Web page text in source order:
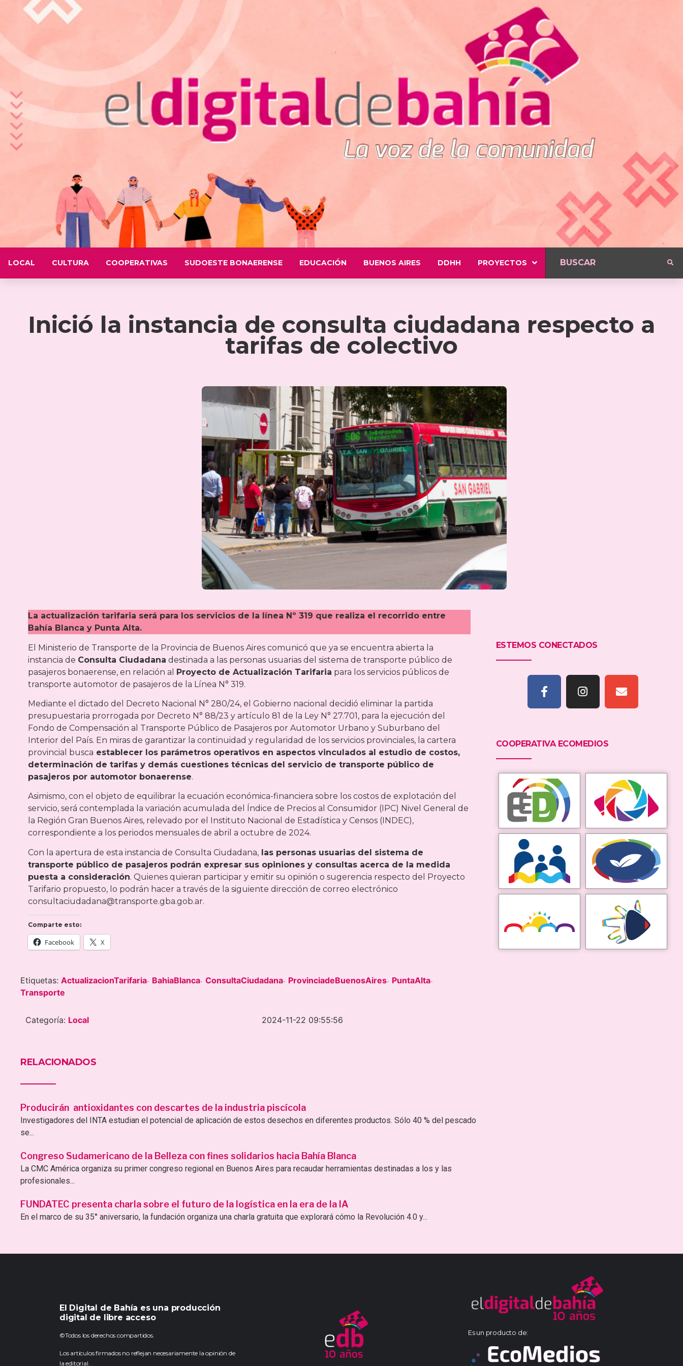
LOCAL CULTURA COOPERATIVAS SUDOESTE BONAERENSE EDUCACIÓN BUENOS AIRES DDHH PROYECTOS
Inició la instancia de consulta ciudadana respecto a
tarifas de colectivo
La actualización tarifaria será para los servicios de la línea Nº 319 que realiza el recorrido entre
Bahía Blanca y Punta Alta.
El Ministerio de Transporte de la Provincia de Buenos Aires comunicó que ya se encuentra abierta la
instancia de Consulta Ciudadana destinada a las personas usuarias del sistema de transporte público de
pasajeros bonaerense, en relación al Proyecto de Actualización Tarifaria para los servicios públicos de
transporte automotor de pasajeros de la Línea N° 319.
Mediante el dictado del Decreto Nacional N° 280/24, el Gobierno nacional decidió eliminar la partida
presupuestaria prorrogada por Decreto N° 88/23 y artículo 81 de la Ley N° 27.701, para la ejecución del
Fondo de Compensación al Transporte Público de Pasajeros por Automotor Urbano y Suburbano del
Interior del País. En miras de garantizar la continuidad y regularidad de los servicios provinciales, la cartera
provincial busca establecer los parámetros operativos en aspectos vinculados al estudio de costos,
determinación de tarifas y demás cuestiones técnicas del servicio de transporte público de
pasajeros por automotor bonaerense.
Asimismo, con el objeto de equilibrar la ecuación económica-financiera sobre los costos de explotación del
servicio, será contemplada la variación acumulada del Índice de Precios al Consumidor (IPC) Nivel General de
la Región Gran Buenos Aires, relevado por el Instituto Nacional de Estadística y Censos (INDEC),
correspondiente a los periodos mensuales de abril a octubre de 2024.
Con la apertura de esta instancia de Consulta Ciudadana, las personas usuarias del sistema de
transporte público de pasajeros podrán expresar sus opiniones y consultas acerca de la medida
puesta a consideración. Quienes quieran participar y emitir su opinión o sugerencia respecto del Proyecto
Tarifario propuesto, lo podrán hacer a través de la siguiente dirección de correo electrónico
consultaciudadana@transporte.gba.gob.ar.
Comparte esto:
Facebook X
Etiquetas: ActualizacionTarifaria- BahiaBlanca- ConsultaCiudadana- ProvinciadeBuenosAires- PuntaAlta-
Transporte
Categoría: Local 2024-11-22 09:55:56
RELACIONADOS
Producirán antioxidantes con descartes de la industria piscícola
Investigadores del INTA estudian el potencial de aplicación de estos desechos en diferentes productos. Sólo 40 % del pescado
se...
Congreso Sudamericano de la Belleza con fines solidarios hacia Bahía Blanca
La CMC América organiza su primer congreso regional en Buenos Aires para recaudar herramientas destinadas a los y las
profesionales...
FUNDATEC presenta charla sobre el futuro de la logística en la era de la IA
En el marco de su 35° aniversario, la fundación organiza una charla gratuita que explorará cómo la Revolución 4.0 y...
ESTEMOS CONECTADOS
COOPERATIVA ECOMEDIOS
El Digital de Bahía es una producción
digital de libre acceso
©Todos los derechos compartidos.
Los artículos firmados no reflejan necesariamente la opinión de
la editorial.
Es un producto de: